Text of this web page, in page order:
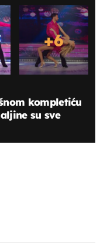
+6
kompletiću
su sve